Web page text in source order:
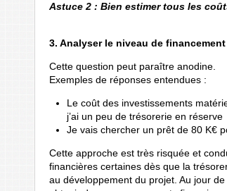
Astuce 2 : Bien estimer tous les
3. Analyser le niveau de
Cette question peut paraître anodine.
Exemples de réponses entendues :
Le coût des investissements
j’ai un peu de trésorerie en réserve
Je vais chercher un prêt de 80 K€
Cette approche est très risquée et
financières certaines dès que la
au développement du projet. Au jour